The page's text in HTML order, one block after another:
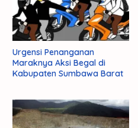
Urgensi Penanganan
Maraknya Aksi Begal di
Kabupaten Sumbawa Barat